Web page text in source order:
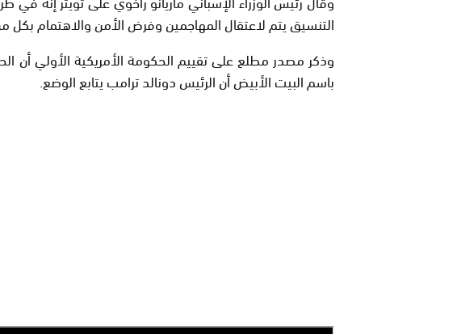
التنسيق يتم لاعتقال المهاجمين وفرض الأمن والاهتمام بكل
وذكر مصدر مطلع على تقييم الحكومة الأمريكية الأولي أن
باسم البيت الأبيض أن الرئيس دونالد ترامب يتابع الوضع.